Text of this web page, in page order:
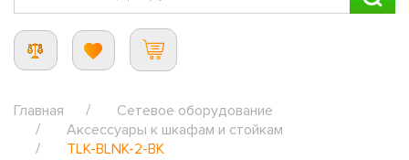
Главная
Сетевое оборудование
Аксессуары к шкафам и стойкам
TLK-BLNK-2-BK